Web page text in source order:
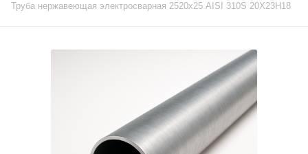
Труба нержавеющая электросварная 2520х25 AISI 310S 20Х23Н18